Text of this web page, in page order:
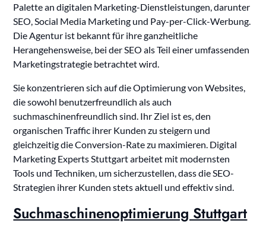
Palette an digitalen Marketing-Dienstleistungen, darunter
SEO, Social Media Marketing und Pay-per-Click-Werbung.
Die Agentur ist bekannt für ihre ganzheitliche
Herangehensweise, bei der SEO als Teil einer umfassenden
Marketingstrategie betrachtet wird.
Sie konzentrieren sich auf die Optimierung von Websites,
die sowohl benutzerfreundlich als auch
suchmaschinenfreundlich sind. Ihr Ziel ist es, den
organischen Traffic ihrer Kunden zu steigern und
gleichzeitig die Conversion-Rate zu maximieren. Digital
Marketing Experts Stuttgart arbeitet mit modernsten
Tools und Techniken, um sicherzustellen, dass die SEO-
Strategien ihrer Kunden stets aktuell und effektiv sind.
Suchmaschinenoptimierung Stuttgart